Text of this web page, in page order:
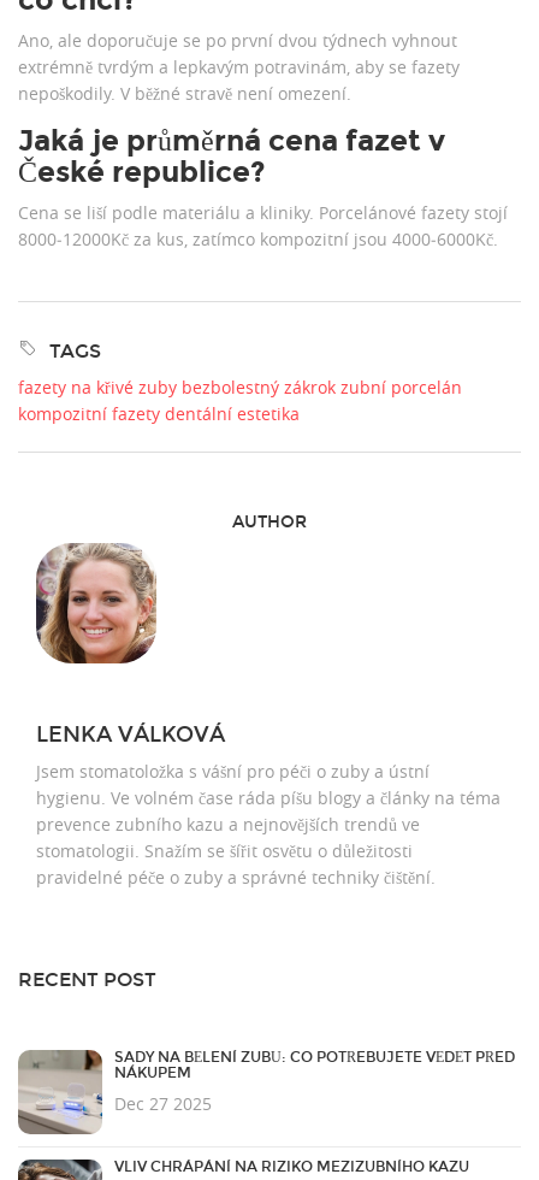
Ano, ale doporučuje se po první dvou týdnech vyhnout
extrémně tvrdým a lepkavým potravinám, aby se fazety
nepoškodily. V běžné stravě není omezení.
Jaká je průměrná cena fazet v
České republice?
Cena se liší podle materiálu a kliniky. Porcelánové fazety stojí
8000‑12000Kč za kus, zatímco kompozitní jsou 4000‑6000Kč.
TAGS
fazety na křivé zuby bezbolestný zákrok zubní porcelán
kompozitní fazety dentální estetika
AUTHOR
LENKA VÁLKOVÁ
Jsem stomatoložka s vášní pro péči o zuby a ústní
hygienu. Ve volném čase ráda píšu blogy a články na téma
prevence zubního kazu a nejnovějších trendů ve
stomatologii. Snažím se šířit osvětu o důležitosti
pravidelné péče o zuby a správné techniky čištění.
RECENT POST
SADY NA BĚLENÍ ZUBŮ: CO POTŘEBUJETE VĚDĚT PŘED
NÁKUPEM
Dec 27 2025
VLIV CHRÁPÁNÍ NA RIZIKO MEZIZUBNÍHO KAZU